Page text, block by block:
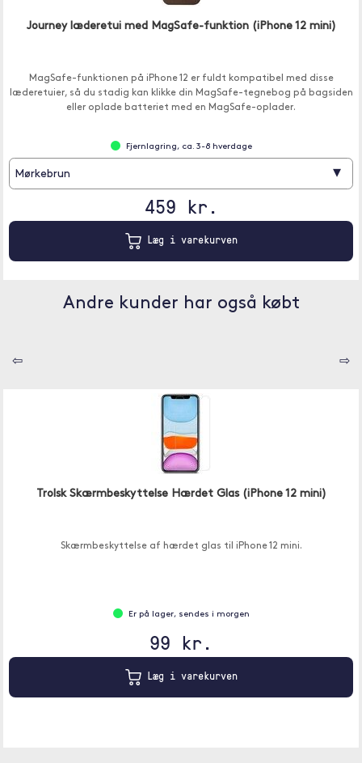
Journey læderetui med MagSafe-funktion (iPhone 12 mini)
MagSafe-funktionen på iPhone 12 er fuldt kompatibel med disse
læderetuier, så du stadig kan klikke din MagSafe-tegnebog på bagsiden
eller oplade batteriet med en MagSafe-oplader.
Fjernlagring, ca. 3-8 hverdage
Mørkebrun ▾
459 kr.
Læg i varekurven
Andre kunder har også købt
⇦ ⇨
Trolsk Skærmbeskyttelse Hærdet Glas (iPhone 12 mini)
Skærmbeskyttelse af hærdet glas til iPhone 12 mini.
Er på lager, sendes i morgen
99 kr.
Læg i varekurven